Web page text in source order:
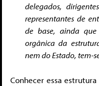
delegados,
representantes de
de base, ainda
orgânica da
nem do Estado, tem-
Conhecer essa